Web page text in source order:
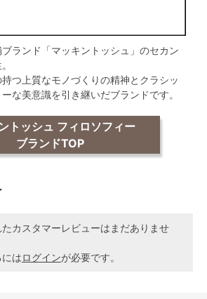
ランド「マッキントッシュ」のセカン
つ上質なモノづくりの精神とクラシッ
な美意識を引き継いだブランドです。
トッシュ フィロソフィー
ブランドTOP
カスタマーレビューはまだありませ
はログインが必要です。